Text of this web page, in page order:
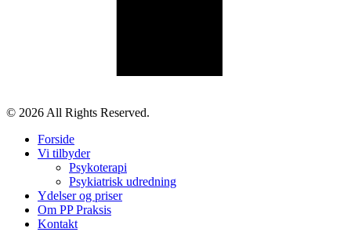
© 2026 All Rights Reserved.
Forside
Vi tilbyder
Psykoterapi
Psykiatrisk udredning
Ydelser og priser
Om PP Praksis
Kontakt